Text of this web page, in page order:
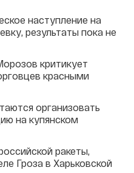
наступление на
результаты пока не
критикует
красными
организовать
на купянском
ракеты,
Гроза в Харьковской